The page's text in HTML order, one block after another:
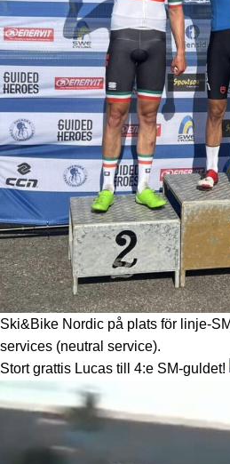
Ski&Bike Nordic på plats för linje-
services (neutral service).
Stort grattis Lucas till 4:e SM-guldet!